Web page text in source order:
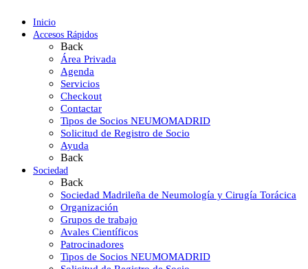
Inicio
Accesos Rápidos
Back
Área Privada
Agenda
Servicios
Checkout
Contactar
Tipos de Socios NEUMOMADRID
Solicitud de Registro de Socio
Ayuda
Back
Sociedad
Back
Sociedad Madrileña de Neumología y Cirugía Torácica
Organización
Grupos de trabajo
Avales Científicos
Patrocinadores
Tipos de Socios NEUMOMADRID